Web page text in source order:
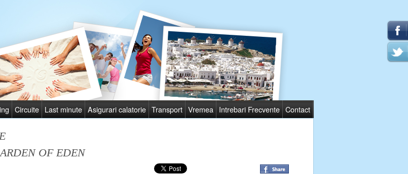
Circuite Last minute Asigurari calatorie Transport Vremea Intrebari Frecvente Contact
OF EDEN